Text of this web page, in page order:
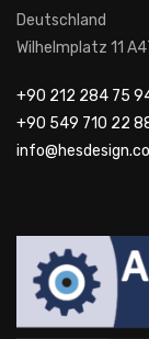
Deutschland
Wilhelmplatz 11
+90 212 284 75
+90 549 710 22